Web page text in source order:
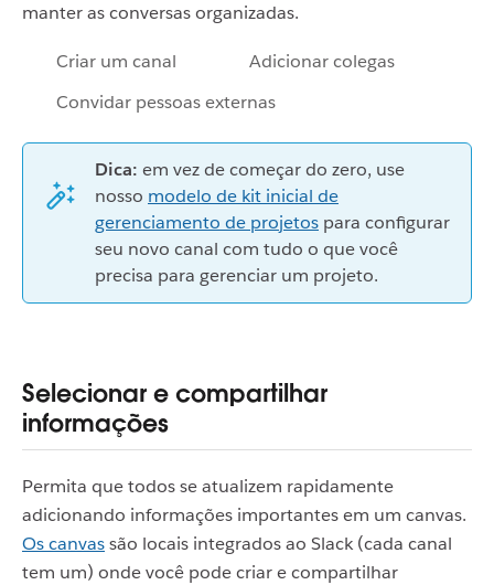
manter as conversas organizadas.
Criar um canal
Adicionar colegas
Convidar pessoas externas
Dica: em vez de começar do zero, use
nosso modelo de kit inicial de
gerenciamento de projetos para configurar
seu novo canal com tudo o que você
precisa para gerenciar um projeto.
Selecionar e compartilhar
informações
Permita que todos se atualizem rapidamente
adicionando informações importantes em um canvas.
Os canvassão locais integrados ao Slack (cada canal
tem um) onde você pode criar e compartilhar